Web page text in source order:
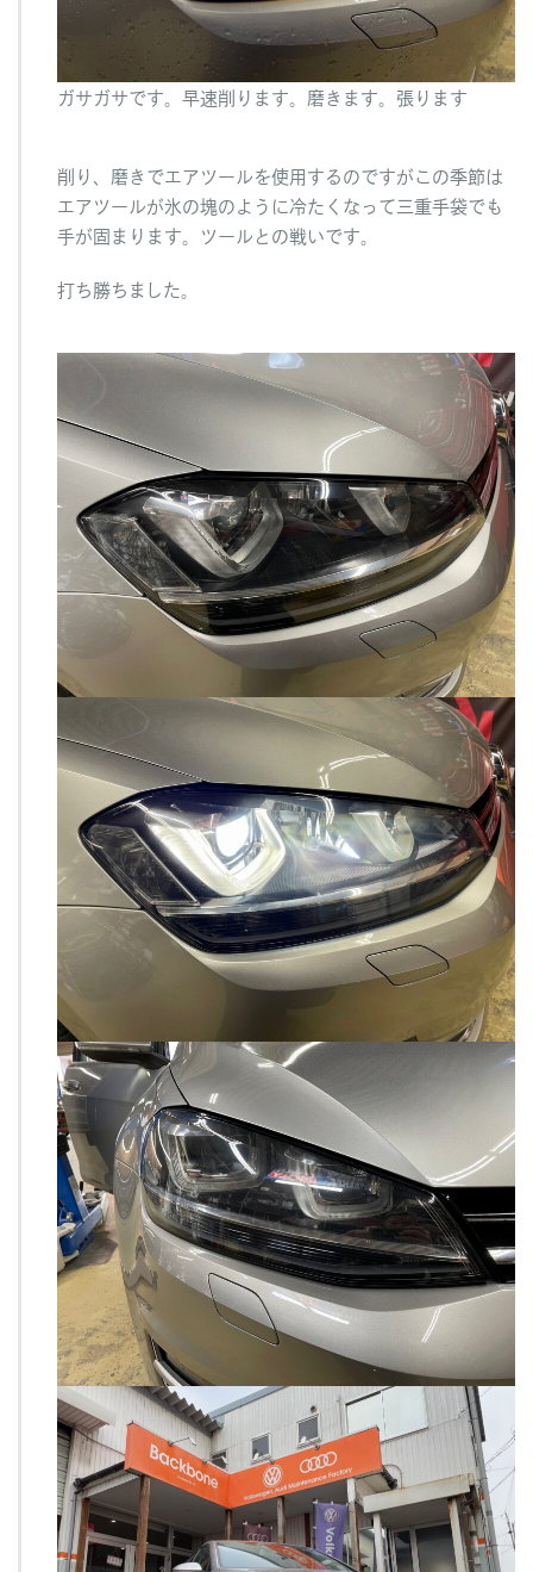
ガサガサです。早速削ります。磨きます。張ります
削り、磨きでエアツールを使用するのですがこの季節は
エアツールが氷の塊のように冷たくなって三重手袋でも
手が固まります。ツールとの戦いです。
打ち勝ちました。